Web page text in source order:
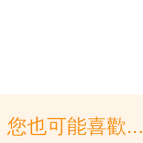
您也可能喜歡...